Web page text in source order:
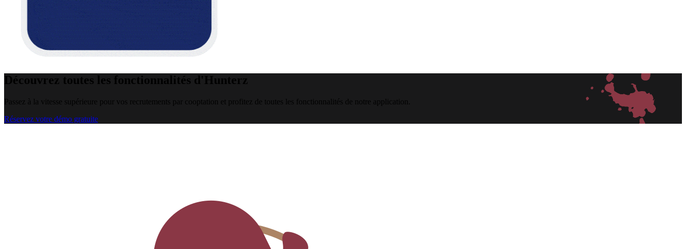
Découvrez toutes les fonctionnalités d'Hunterz
Passez à la vitesse supérieure pour vos recrutements par cooptation et profitez de toutes les fonctionnalités de notre application.
Réservez votre démo gratuite